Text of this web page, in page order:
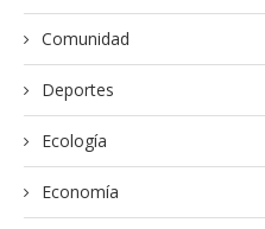
Comunidad
Deportes
Ecología
Economía